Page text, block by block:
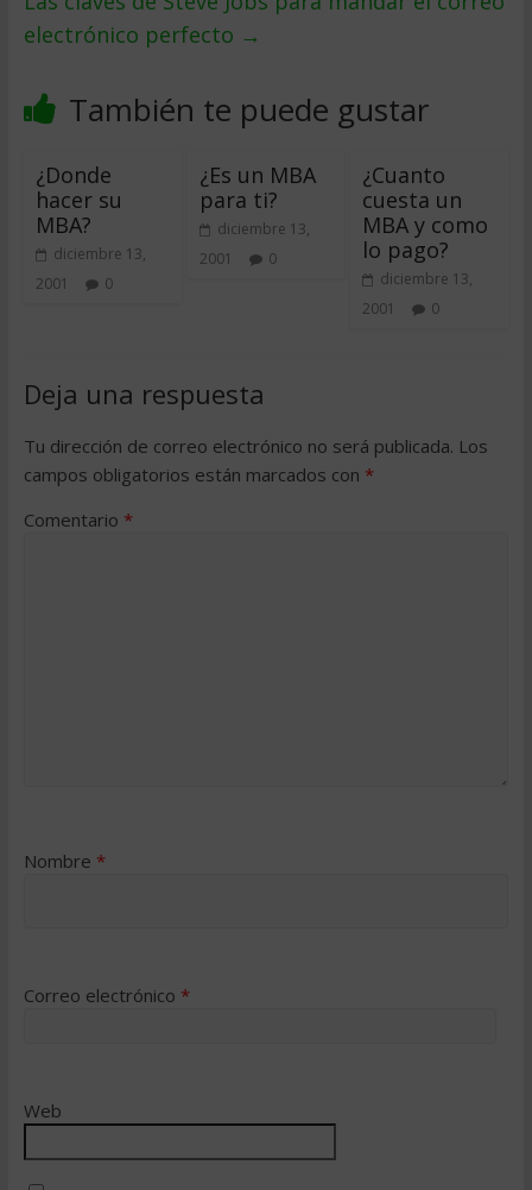
electrónico perfecto →
También te puede gustar
¿Donde
hacer su
MBA?
diciembre 13,
2001
0
¿Es un MBA
para ti?
diciembre 13,
2001
0
¿Cuanto
cuesta un
MBA y como
lo pago?
diciembre 13,
2001
0
Deja una respuesta
Tu dirección de correo electrónico no será publicada. Los
campos obligatorios están marcados con *
Comentario *
Nombre *
Correo electrónico *
Web